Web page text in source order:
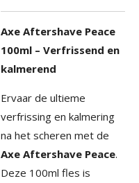
Axe Aftershave Peace
100ml – Verfrissend en
kalmerend
Ervaar de ultieme
verfrissing en kalmering
na het scheren met de
Axe Aftershave Peace.
Deze 100ml fles is